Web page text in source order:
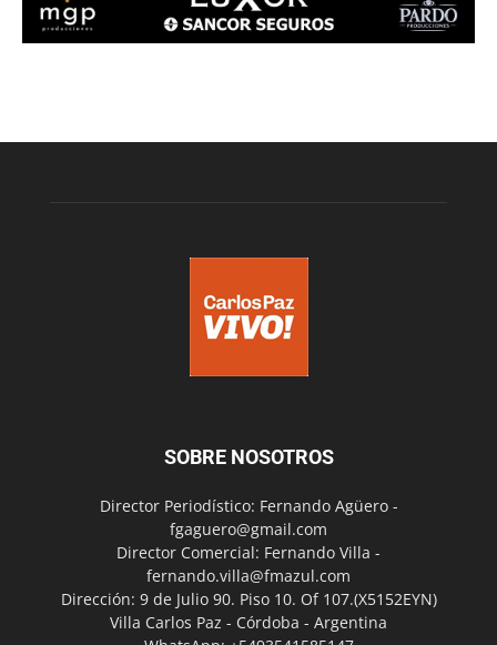
SOBRE NOSOTROS
Director Periodístico: Fernando Agüero -
fgaguero@gmail.com
Director Comercial: Fernando Villa -
fernando.villa@fmazul.com
Dirección: 9 de Julio 90. Piso 10. Of 107.(X5152EYN)
Villa Carlos Paz - Córdoba - Argentina